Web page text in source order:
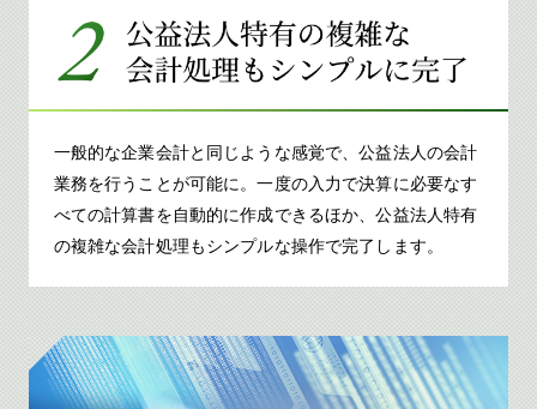
一般的な企業会計と同じような感覚で、公益法人の会計
業務を行うことが可能に。一度の入力で決算に必要なす
べての計算書を自動的に作成できるほか、公益法人特有
の複雑な会計処理もシンプルな操作で完了します。